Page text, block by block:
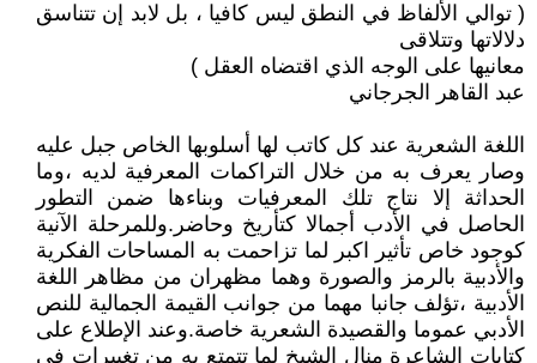
( توالي الألفاظ في النطق ليس كافيا ، بل لابد إن تتناسق
دلالاتها وتتلاقى
معانيها على الوجه الذي اقتضاه العقل )
عبد القاهر الجرجاني
اللغة الشعرية عند كل كاتب لها أسلوبها الخاص جبل عليه
وصار يعرف به من خلال التراكمات المعرفية لديه ،وما
الحداثة إلا نتاج تلك المعرفيات وبناءها ضمن التطور
الحاصل في الأدب أجمالا كتأريخ وحاضر.وللمرحلة الآنية
كوجود خاص تأثير اكبر لما تزاحمت به المساحات الفكرية
والأدبية بالرمز والصورة وهما مظهران من مظاهر اللغة
الأدبية ،تؤلف جانبا مهما من جوانب القيمة الجمالية للنص
الأدبي عموما والقصيدة الشعرية خاصة.وعند الإطلاع على
كتابات الشاعرة منال الشيخ لما تتمتع به من تغييرات في